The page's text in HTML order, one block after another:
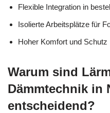
Flexible Integration in
Isolierte Arbeitsplätze für
Hoher Komfort und Schutz
Warum sind
Dämmtechnik in
entscheidend?